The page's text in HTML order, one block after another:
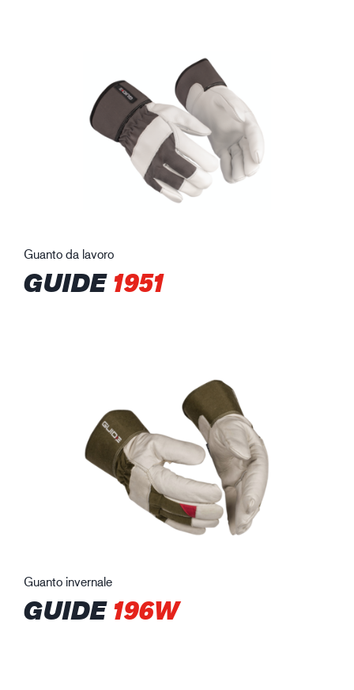
Guanto da lavoro
GUIDE1951
Guanto invernale
GUIDE196W